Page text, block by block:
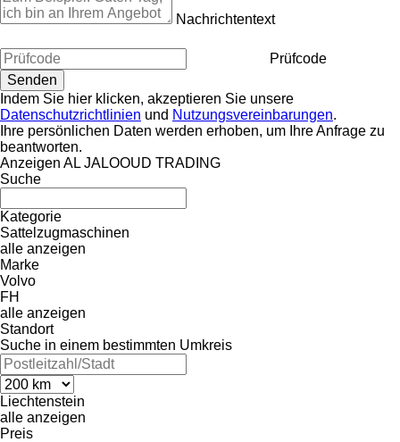
Nachrichtentext
Prüfcode
Indem Sie hier klicken, akzeptieren Sie unsere
Datenschutzrichtlinien und Nutzungsvereinbarungen.
Ihre persönlichen Daten werden erhoben, um Ihre Anfrage zu
beantworten.
Anzeigen AL JALOOUD TRADING
Suche
Kategorie
Sattelzugmaschinen
alle anzeigen
Marke
Volvo
FH
alle anzeigen
Standort
Suche in einem bestimmten Umkreis
Liechtenstein
alle anzeigen
Preis